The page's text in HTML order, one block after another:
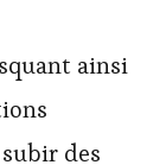
ainsi
des